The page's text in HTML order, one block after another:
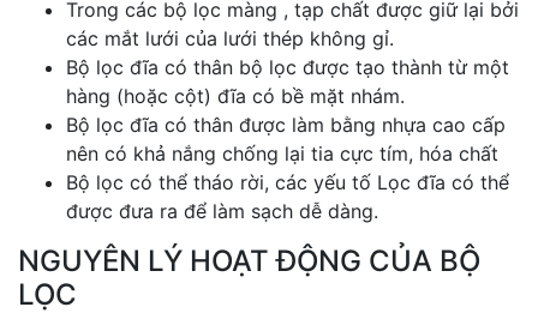
Trong các bộ lọc màng , tạp chất được giữ lại bởi
các mắt lưới của lưới thép không gỉ.
Bộ lọc đĩa có thân bộ lọc được tạo thành từ một
hàng (hoặc cột) đĩa có bề mặt nhám.
Bộ lọc đĩa có thân được làm bằng nhựa cao cấp
nên có khả nắng chống lại tia cực tím, hóa chất
Bộ lọc có thể tháo rời, các yếu tố Lọc đĩa có thể
được đưa ra để làm sạch dễ dàng.
NGUYÊN LÝ HOẠT ĐỘNG CỦA BỘ
LỌC